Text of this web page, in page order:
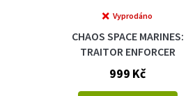
CHAOS SPACE MARINES:
TRAITOR ENFORCER
Vyprodáno
999 Kč